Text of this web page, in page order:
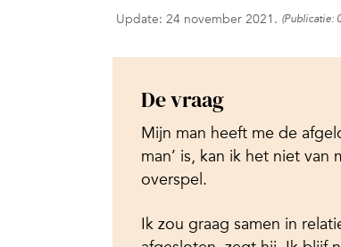
Update: 24 november 2021. (Publicatie:
De vraag
Mijn man heeft me de
man’ is, kan ik het niet
overspel.
Ik zou graag samen in